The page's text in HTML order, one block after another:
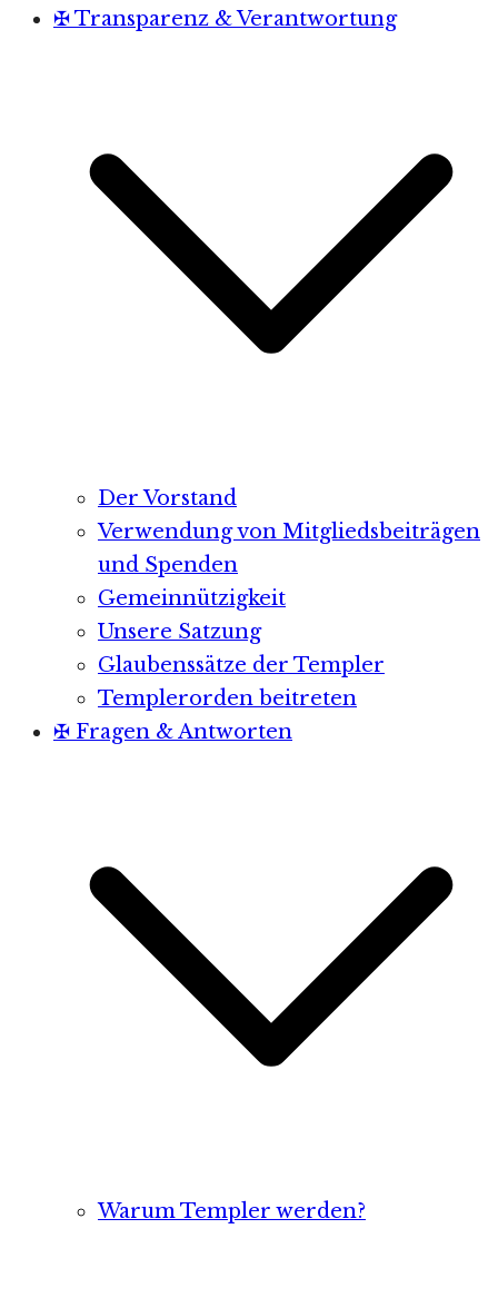
✠ Transparenz & Verantwortung
Der Vorstand
Verwendung von Mitgliedsbeiträgen
und Spenden
Gemeinnützigkeit
Unsere Satzung
Glaubenssätze der Templer
Templerorden beitreten
✠ Fragen & Antworten
Warum Templer werden?